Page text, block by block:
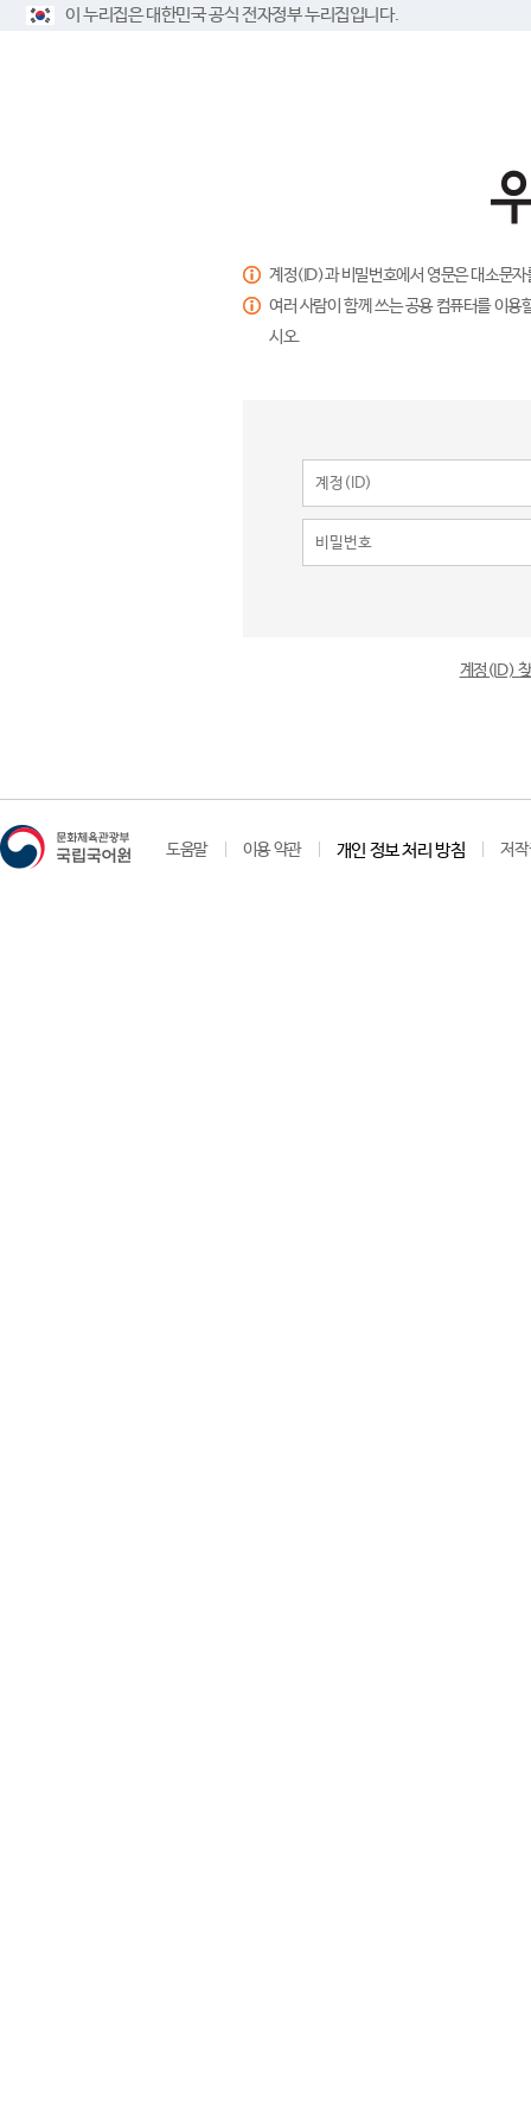
이 누리집은 대한민국 공식 전자정부 누리집입니다.
계정(ID)과 비밀번호에서 영문은 대소문
여러 사람이 함께 쓰는 공용 컴퓨터를 이
시오.
계정(ID)
도움말 이용 약관 개인 정보 처리 방침 저